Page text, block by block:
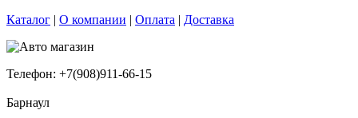
Каталог | О компании | Оплата | Доставка
Телефон: +7(908)911-66-15
Барнаул